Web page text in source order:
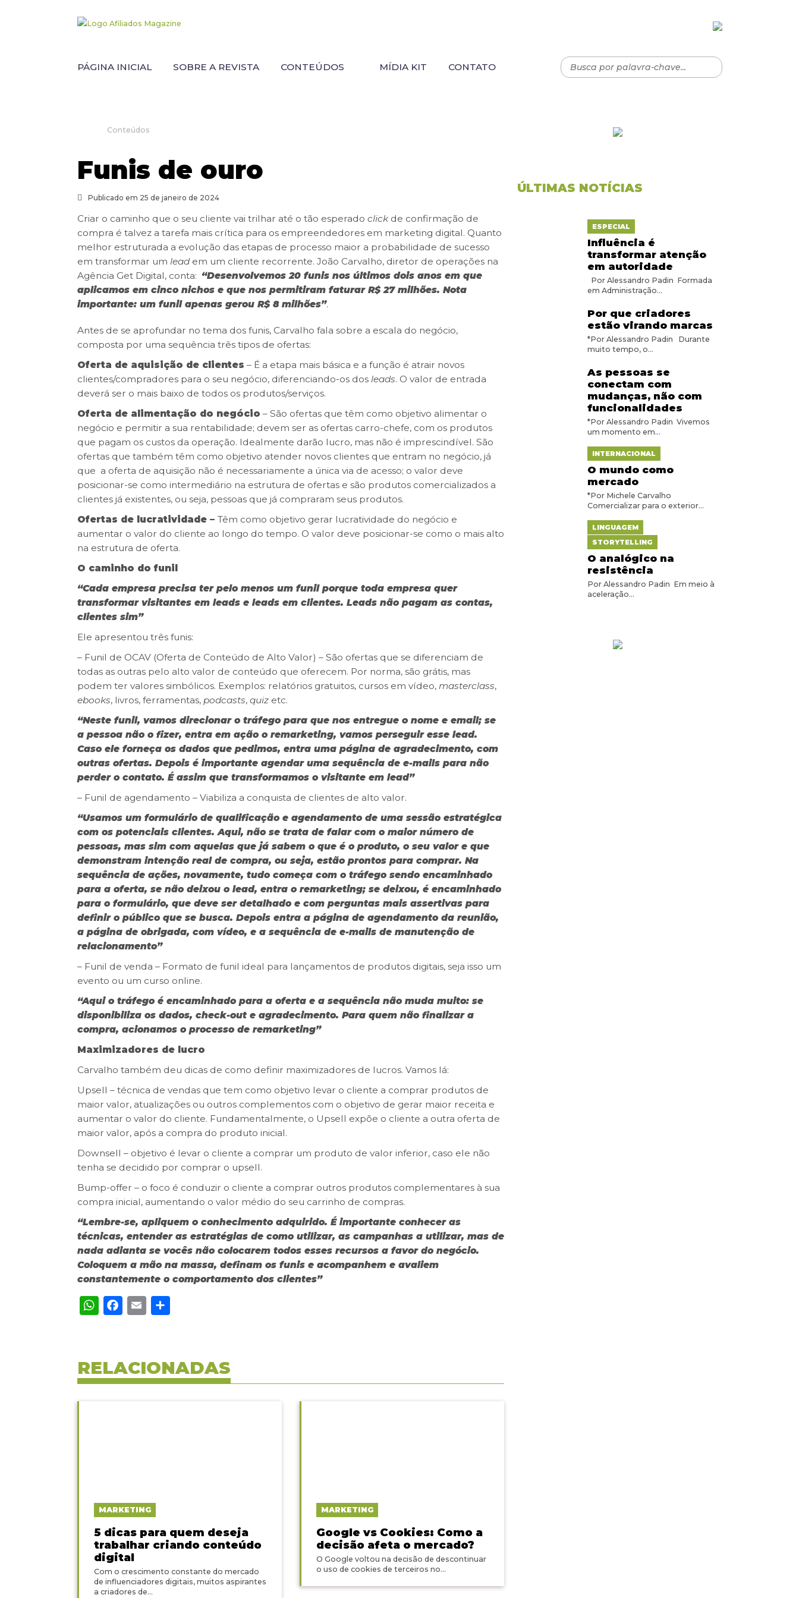
PÁGINA INICIAL SOBRE A REVISTA CONTEÚDOS MÍDIA KIT CONTATO
Conteúdos
Funis de ouro
Publicado em 25 de janeiro de 2024
Criar o caminho que o seu cliente vai trilhar até o tão esperado clickde confirmação de
compra é talvez a tarefa mais crítica para os empreendedores em marketing digital. Quanto
melhor estruturada a evolução das etapas de processo maior a probabilidade de sucesso
em transformar um leadem um cliente recorrente. João Carvalho, diretor de operações na
Agência Get Digital, conta: “Desenvolvemos 20 funis nos últimos dois anos em que
aplicamos em cinco nichos e que nos permitiram faturar R$ 27 milhões. Nota
importante: um funil apenas gerou R$ 8 milhões”.
Antes de se aprofundar no tema dos funis, Carvalho fala sobre a escala do negócio,
composta por uma sequência três tipos de ofertas:
Oferta de aquisição de clientes – É a etapa mais básica e a função é atrair novos
clientes/compradores para o seu negócio, diferenciando-os dos leads. O valor de entrada
deverá ser o mais baixo de todos os produtos/serviços.
Oferta de alimentação do negócio – São ofertas que têm como objetivo alimentar o
negócio e permitir a sua rentabilidade; devem ser as ofertas carro-chefe, com os produtos
que pagam os custos da operação. Idealmente darão lucro, mas não é imprescindível. São
ofertas que também têm como objetivo atender novos clientes que entram no negócio, já
que a oferta de aquisição não é necessariamente a única via de acesso; o valor deve
posicionar-se como intermediário na estrutura de ofertas e são produtos comercializados a
clientes já existentes, ou seja, pessoas que já compraram seus produtos.
Ofertas de lucratividade – Têm como objetivo gerar lucratividade do negócio e
aumentar o valor do cliente ao longo do tempo. O valor deve posicionar-se como o mais alto
na estrutura de oferta.
O caminho do funil
“Cada empresa precisa ter pelo menos um funil porque toda empresa quer
transformar visitantes em leads e leads em clientes. Leads não pagam as contas,
clientes sim”
Ele apresentou três funis:
– Funil de OCAV (Oferta de Conteúdo de Alto Valor) – São ofertas que se diferenciam de
todas as outras pelo alto valor de conteúdo que oferecem. Por norma, são grátis, mas
podem ter valores simbólicos. Exemplos: relatórios gratuitos, cursos em vídeo, masterclass,
ebooks, livros, ferramentas, podcasts, quizetc.
“Neste funil, vamos direcionar o tráfego para que nos entregue o nome e email; se
a pessoa não o fizer, entra em ação o remarketing, vamos perseguir esse lead.
Caso ele forneça os dados que pedimos, entra uma página de agradecimento, com
outras ofertas. Depois é importante agendar uma sequência de e-mails para não
perder o contato. É assim que transformamos o visitante em lead”
– Funil de agendamento – Viabiliza a conquista de clientes de alto valor.
“Usamos um formulário de qualificação e agendamento de uma sessão estratégica
com os potenciais clientes. Aqui, não se trata de falar com o maior número de
pessoas, mas sim com aquelas que já sabem o que é o produto, o seu valor e que
demonstram intenção real de compra, ou seja, estão prontos para comprar. Na
sequência de ações, novamente, tudo começa com o tráfego sendo encaminhado
para a oferta, se não deixou o lead, entra o remarketing; se deixou, é encaminhado
para o formulário, que deve ser detalhado e com perguntas mais assertivas para
definir o público que se busca. Depois entra a página de agendamento da reunião,
a página de obrigada, com vídeo, e a sequência de e-mails de manutenção de
relacionamento”
– Funil de venda – Formato de funil ideal para lançamentos de produtos digitais, seja isso um
evento ou um curso online.
“Aqui o tráfego é encaminhado para a oferta e a sequência não muda muito: se
disponibiliza os dados, check-out e agradecimento. Para quem não finalizar a
compra, acionamos o processo de remarketing”
Maximizadores de lucro
Carvalho também deu dicas de como definir maximizadores de lucros. Vamos lá:
Upsell – técnica de vendas que tem como objetivo levar o cliente a comprar produtos de
maior valor, atualizações ou outros complementos com o objetivo de gerar maior receita e
aumentar o valor do cliente. Fundamentalmente, o Upsell expõe o cliente a outra oferta de
maior valor, após a compra do produto inicial.
Downsell – objetivo é levar o cliente a comprar um produto de valor inferior, caso ele não
tenha se decidido por comprar o upsell.
Bump-offer – o foco é conduzir o cliente a comprar outros produtos complementares à sua
compra inicial, aumentando o valor médio do seu carrinho de compras.
“Lembre-se, apliquem o conhecimento adquirido. É importante conhecer as
técnicas, entender as estratégias de como utilizar, as campanhas a utilizar, mas de
nada adianta se vocês não colocarem todos esses recursos a favor do negócio.
Coloquem a mão na massa, definam os funis e acompanhem e avaliem
constantemente o comportamento dos clientes”
WhatsApp
Facebook
EmailShare
RELACIONADAS
MARKETING
5 dicas para quem deseja
trabalhar criando conteúdo
digital
Com o crescimento constante do mercado
de influenciadores digitais, muitos aspirantes
a criadores de...
MARKETING
Google vs Cookies: Como a
decisão afeta o mercado?
O Google voltou na decisão de descontinuar
o uso de cookies de terceiros no...
ÚLTIMAS NOTÍCIAS
ESPECIAL
Influência é
transformar atenção
em autoridade
Por Alessandro Padin Formada
em Administração...
Por que criadores
estão virando marcas
*Por Alessandro Padin Durante
muito tempo, o...
As pessoas se
conectam com
mudanças, não com
funcionalidades
*Por Alessandro Padin Vivemos
um momento em...
INTERNACIONAL
O mundo como
mercado
*Por Michele Carvalho
Comercializar para o exterior...
LINGUAGEM
STORYTELLING
O analógico na
resistência
Por Alessandro Padin Em meio à
aceleração...